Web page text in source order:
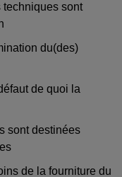
techniques sont
du(des)
de quoi la
sont destinées
de la fourniture du